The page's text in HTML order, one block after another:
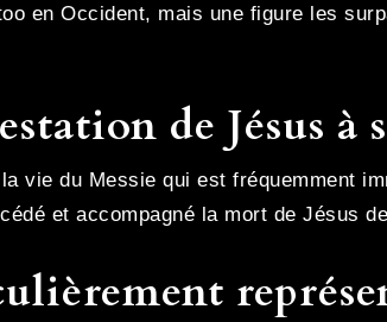
en Occident, mais une figure les
de Jésus
vie du Messie qui est fréquemment
et accompagné la mort de Jésus